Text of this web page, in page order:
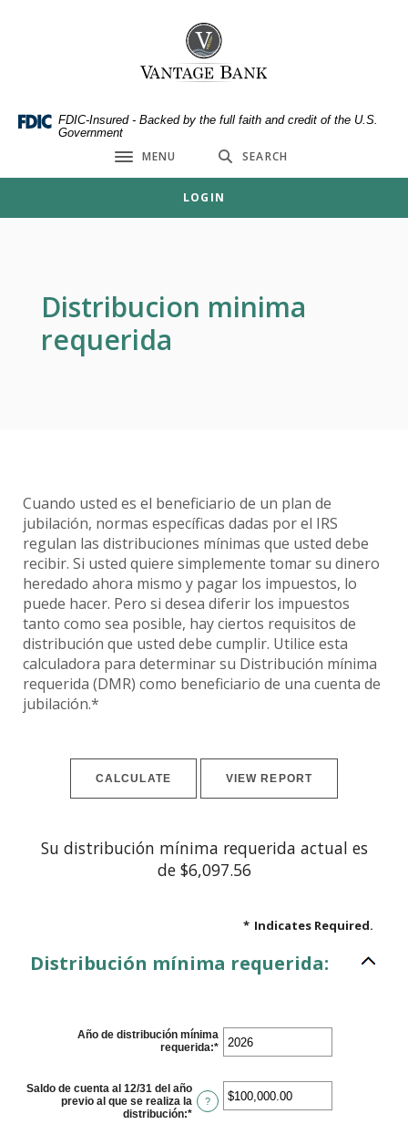
Skip
higher
Vantage Bank
FDIC-Insured - Backed by the full faith and credit of the U.S.
Government
Toggle navigation
MENU SEARCH
LOGIN
Distribucion minima
requerida
Cuando usted es el beneficiario de un plan de
jubilación, normas específicas dadas por el IRS
regulan las distribuciones mínimas que usted debe
recibir. Si usted quiere simplemente tomar su dinero
heredado ahora mismo y pagar los impuestos, lo
puede hacer. Pero si desea diferir los impuestos
tanto como sea posible, hay ciertos requisitos de
distribución que usted debe cumplir. Utilice esta
calculadora para determinar su Distribución mínima
requerida (DMR) como beneficiario de una cuenta de
jubilación.*
Su distribución mínima requerida actual es
de $6,097.56
* Indicates Required.
Distribución mínima requerida:
Año de distribución mínima
requerida:* Enter
an
between
2010
and
Saldo de cuenta al 12/31 del año
previo al que se realiza la
distribución:* Enter
?